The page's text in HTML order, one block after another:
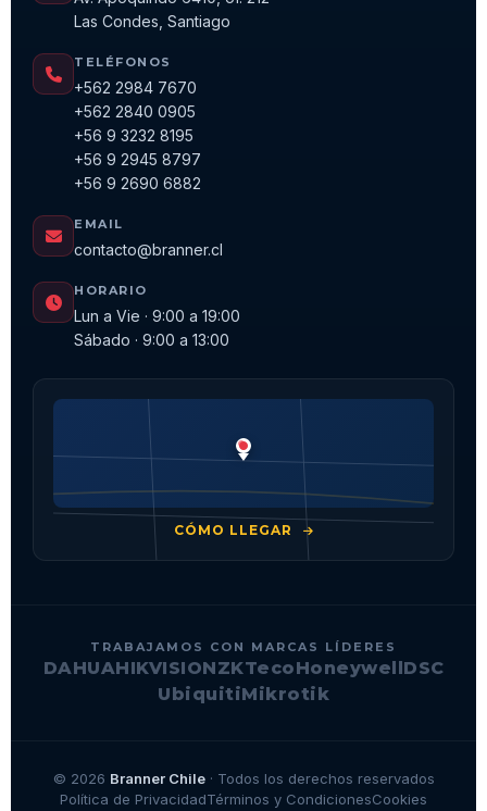
Las Condes, Santiago
TELÉFONOS
+562 2984 7670
+562 2840 0905
+56 9 3232 8195
+56 9 2945 8797
+56 9 2690 6882
EMAIL
contacto@branner.cl
HORARIO
Lun a Vie · 9:00 a 19:00
Sábado · 9:00 a 13:00
CÓMO LLEGAR
TRABAJAMOS CON MARCAS LÍDERES
DAHUAHIKVISIONZKTecoHoneywellDSC
UbiquitiMikrotik
© 2026 Branner Chile· Todos los derechos reservados
Política de PrivacidadTérminos y CondicionesCookies